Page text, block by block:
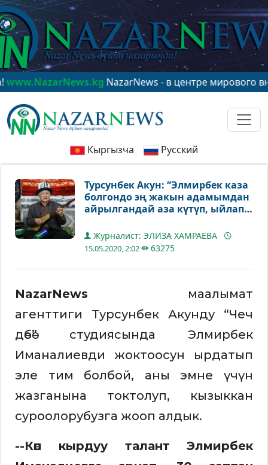
NazarNews - в центре мирового внимания!
Кыргызча Русский
Турсунбек Акун: “Элмирбек каза
болгондо эң жакын адамымдан
айрылгандай аза күтүп, ыйлап
Журналист: ЭЛИЗА ХАМРАЕВА
15.05.2020, 2:02 63275
NazarNews маалымат
агенттиги Турсунбек Акунду “Чеч
дөбө” студиясында Элмирбек
Иманалиевди жоктоосун ырдатып
эле тим болбой, аны эмне үчүн
жазганына токтолуп, кызыккан
суроолорубузга жооп алдык.
--Көп кырдуу талант Элмирбек